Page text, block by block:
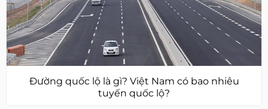
Đường quốc lộ là gì? Việt Nam có bao nhiêu
tuyến quốc lộ?